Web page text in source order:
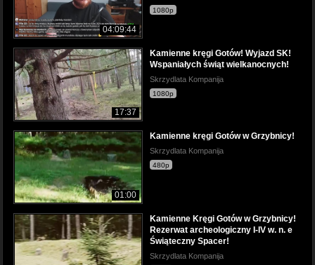
04:09:44
1080p
17:37
Kamienne kręgi Gotów! Wyjazd SK!
Wspaniałych świąt wielkanocnych!
Skrzydlata Kompanija
1080p
01:00
Kamienne kręgi Gotów w Grzybnicy!
Skrzydlata Kompanija
480p
Kamienne Kręgi Gotów w Grzybnicy!
Rezerwat archeologiczny I-IV w. n. e
Świąteczny Spacer!
Skrzydlata Kompanija